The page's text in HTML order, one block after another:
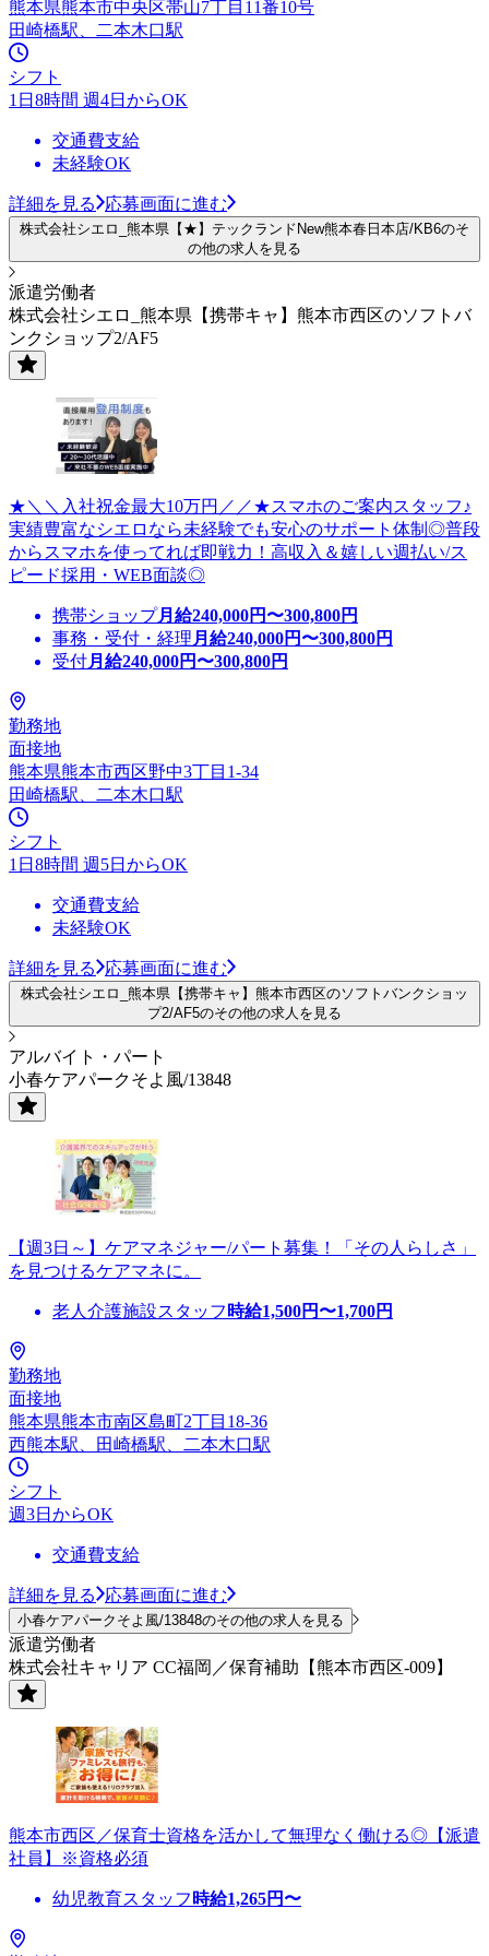
熊本県熊本市中央区帯山7丁目11番10号
田崎橋駅、二本木口駅
シフト
1日8時間 週4日からOK
交通費支給
未経験OK
詳細を見る 応募画面に進む
株式会社シエロ_熊本県【★】テックランドNew熊本春日本店/KB6のそ
の他の求人を見る
派遣労働者
株式会社シエロ_熊本県【携帯キャ】熊本市西区のソフトバ
ンクショップ2/AF5
★＼＼入社祝金最大10万円／／★スマホのご案内スタッフ♪
実績豊富なシエロなら未経験でも安心のサポート体制◎普段
からスマホを使ってれば即戦力！高収入＆嬉しい週払い/ス
ピード採用・WEB面談◎
携帯ショップ月給240,000円〜300,800円
事務・受付・経理 月給240,000円〜300,800円
受付月給240,000円〜300,800円
勤務地
面接地
熊本県熊本市西区野中3丁目1-34
田崎橋駅、二本木口駅
シフト
1日8時間 週5日からOK
交通費支給
未経験OK
詳細を見る 応募画面に進む
株式会社シエロ_熊本県【携帯キャ】熊本市西区のソフトバンクショッ
プ2/AF5のその他の求人を見る
アルバイト・パート
小春ケアパークそよ風/13848
【週3日～】ケアマネジャー/パート募集！「その人らしさ」
を見つけるケアマネに。
老人介護施設スタッフ 時給1,500円〜1,700円
勤務地
面接地
熊本県熊本市南区島町2丁目18-36
西熊本駅、田崎橋駅、二本木口駅
シフト
週3日からOK
交通費支給
詳細を見る 応募画面に進む
小春ケアパークそよ風/13848のその他の求人を見る
派遣労働者
株式会社キャリア CC福岡／保育補助【熊本市西区-009】
熊本市西区／保育士資格を活かして無理なく働ける◎【派遣
社員】※資格必須
幼児教育スタッフ 時給1,265円〜